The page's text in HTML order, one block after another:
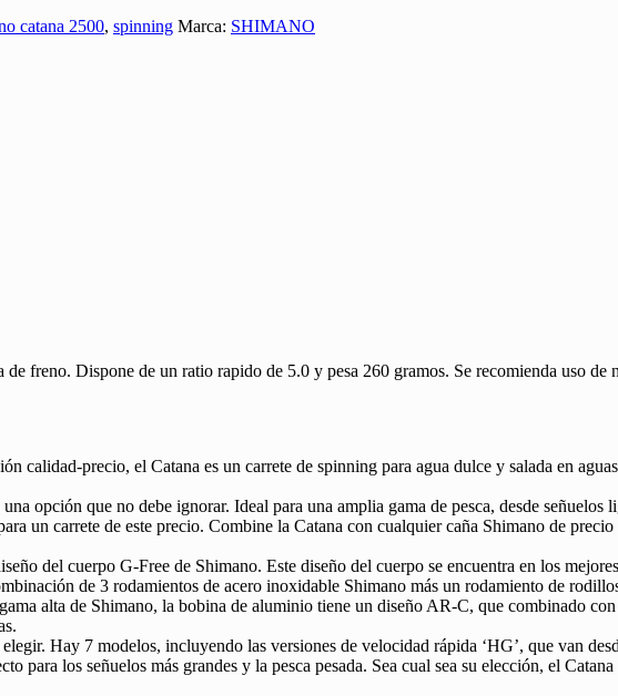
catana 2500, spinning Marca: SHIMANO
freno. Dispone de un ratio rapido de 5.0 y pesa 260 gramos. Se recomienda uso de
calidad-precio, el Catana es un carrete de spinning para agua dulce y salada en
opción que no debe ignorar. Ideal para una amplia gama de pesca, desde señuelos
un carrete de este precio. Combine la Catana con cualquier caña Shimano de
del cuerpo G-Free de Shimano. Este diseño del cuerpo se encuentra en los
de 3 rodamientos de acero inoxidable Shimano más un rodamiento de
alta de Shimano, la bobina de aluminio tiene un diseño AR-C, que combinado
Hay 7 modelos, incluyendo las versiones de velocidad rápida ‘HG’, que van
para los señuelos más grandes y la pesca pesada. Sea cual sea su elección, el